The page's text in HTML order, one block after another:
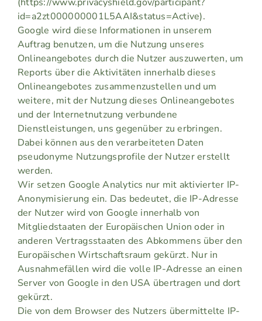
id=a2zt000000001L5AAI&status=Active).
Google wird diese Informationen in unserem
Auftrag benutzen, um die Nutzung unseres
Onlineangebotes durch die Nutzer auszuwerten, um
Reports über die Aktivitäten innerhalb dieses
Onlineangebotes zusammenzustellen und um
weitere, mit der Nutzung dieses Onlineangebotes
und der Internetnutzung verbundene
Dienstleistungen, uns gegenüber zu erbringen.
Dabei können aus den verarbeiteten Daten
pseudonyme Nutzungsprofile der Nutzer erstellt
werden.
Wir setzen Google Analytics nur mit aktivierter IP-
Anonymisierung ein. Das bedeutet, die IP-Adresse
der Nutzer wird von Google innerhalb von
Mitgliedstaaten der Europäischen Union oder in
anderen Vertragsstaaten des Abkommens über den
Europäischen Wirtschaftsraum gekürzt. Nur in
Ausnahmefällen wird die volle IP-Adresse an einen
Server von Google in den USA übertragen und dort
gekürzt.
Die von dem Browser des Nutzers übermittelte IP-